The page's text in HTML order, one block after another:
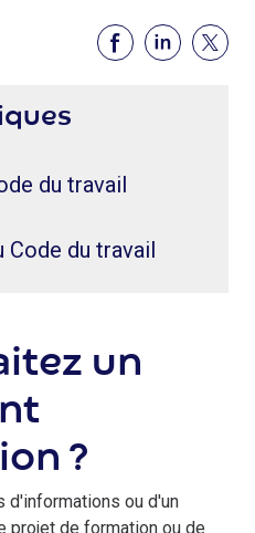
du travail
Code du travail
un
?
d'informations ou d'un
projet de formation ou de